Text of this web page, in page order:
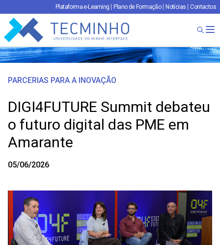
Plataforma e-Learning Plano de Formação Notícias Contactos
TECMINHO
PARCERIAS PARA A INOVAÇÃO
DIGI4FUTURE Summit debateu
o futuro digital das PME em
Amarante
05/06/2026